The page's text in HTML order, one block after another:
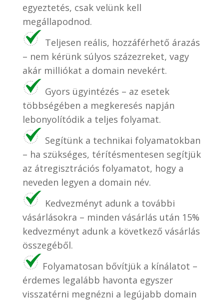
egyeztetés, csak velünk kell
megállapodnod.
Teljesen reális, hozzáférhető árazás
– nem kérünk súlyos százezreket, vagy
akár milliókat a domain nevekért.
Gyors ügyintézés – az esetek
többségében a megkeresés napján
lebonyolítódik a teljes folyamat.
Segítünk a technikai folyamatokban
– ha szükséges, térítésmentesen segítjük
az átregisztrációs folyamatot, hogy a
neveden legyen a domain név.
Kedvezményt adunk a további
vásárlásokra – minden vásárlás után 15%
kedvezményt adunk a következő vásárlás
összegéből.
Folyamatosan bővítjük a kínálatot –
érdemes legalább havonta egyszer
visszatérni megnézni a legújabb domain